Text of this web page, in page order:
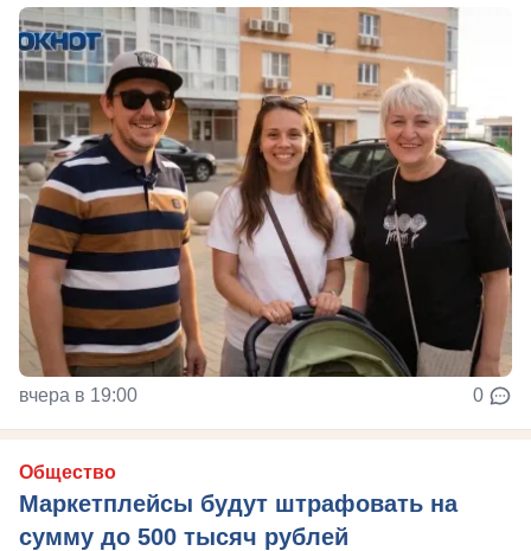
вчера в 19:00 0
Общество
Маркетплейсы будут штрафовать на
сумму до 500 тысяч рублей